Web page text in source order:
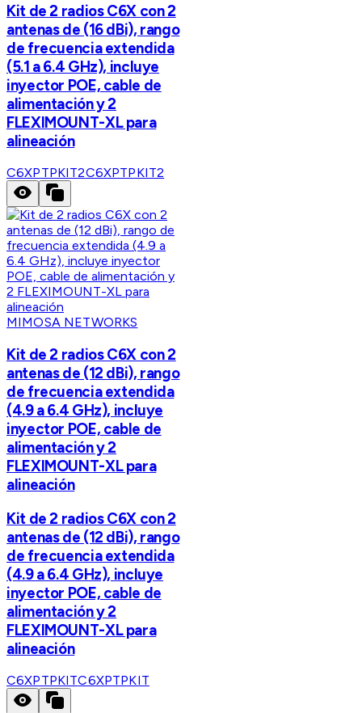
Kit de 2 radios C6X con 2
antenas de (16 dBi), rango
de frecuencia extendida
(5.1 a 6.4 GHz), incluye
inyector POE, cable de
alimentación y 2
FLEXIMOUNT-XL para
alineación
C6XPTPKIT2C6XPTPKIT2
MIMOSA NETWORKS
Kit de 2 radios C6X con 2
antenas de (12 dBi), rango
de frecuencia extendida
(4.9 a 6.4 GHz), incluye
inyector POE, cable de
alimentación y 2
FLEXIMOUNT-XL para
alineación
Kit de 2 radios C6X con 2
antenas de (12 dBi), rango
de frecuencia extendida
(4.9 a 6.4 GHz), incluye
inyector POE, cable de
alimentación y 2
FLEXIMOUNT-XL para
alineación
C6XPTPKITC6XPTPKIT